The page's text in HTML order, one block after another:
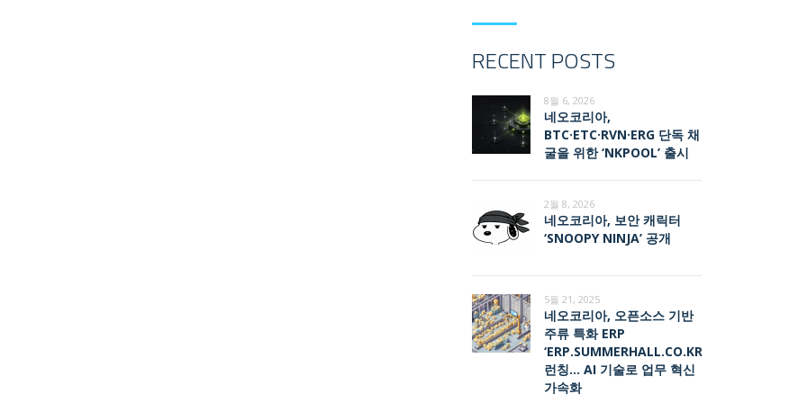
RECENT POSTS
8월 6, 2026
네오코리아,
BTC·ETC·RVN·ERG 단독 채
굴을 위한 ‘NKPOOL’ 출시
2월 8, 2026
네오코리아, 보안 캐릭터
‘SNOOPY NINJA’ 공개
5월 21, 2025
네오코리아, 오픈소스 기반
주류 특화 ERP
‘ERP.SUMMERHALL.CO.KR’
런칭… AI 기술로 업무 혁신
가속화